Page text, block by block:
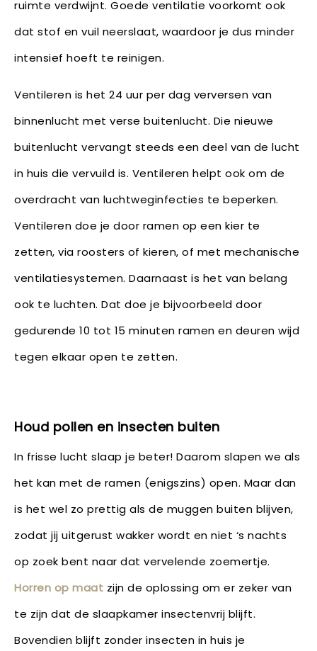
ruimte verdwijnt. Goede ventilatie voorkomt ook
dat stof en vuil neerslaat, waardoor je dus minder
intensief hoeft te reinigen.
Ventileren is het 24 uur per dag verversen van
binnenlucht met verse buitenlucht. Die nieuwe
buitenlucht vervangt steeds een deel van de lucht
in huis die vervuild is. Ventileren helpt ook om de
overdracht van luchtweginfecties te beperken.
Ventileren doe je door ramen op een kier te
zetten, via roosters of kieren, of met mechanische
ventilatiesystemen. Daarnaast is het van belang
ook te luchten. Dat doe je bijvoorbeeld door
gedurende 10 tot 15 minuten ramen en deuren wijd
tegen elkaar open te zetten.
Houd pollen en insecten buiten
In frisse lucht slaap je beter! Daarom slapen we als
het kan met de ramen (enigszins) open. Maar dan
is het wel zo prettig als de muggen buiten blijven,
zodat jij uitgerust wakker wordt en niet ‘s nachts
op zoek bent naar dat vervelende zoemertje.
Horren op maat zijn de oplossing om er zeker van
te zijn dat de slaapkamer insectenvrij blijft.
Bovendien blijft zonder insecten in huis je